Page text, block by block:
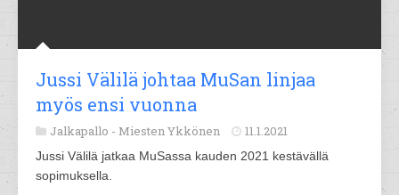
Jussi Välilä johtaa MuSan linjaa
myös ensi vuonna
Jalkapallo - Miesten Ykkönen 11.1.2021
Jussi Välilä jatkaa MuSassa kauden 2021 kestävällä
sopimuksella.